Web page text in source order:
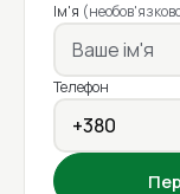
Ім'я
Телефон